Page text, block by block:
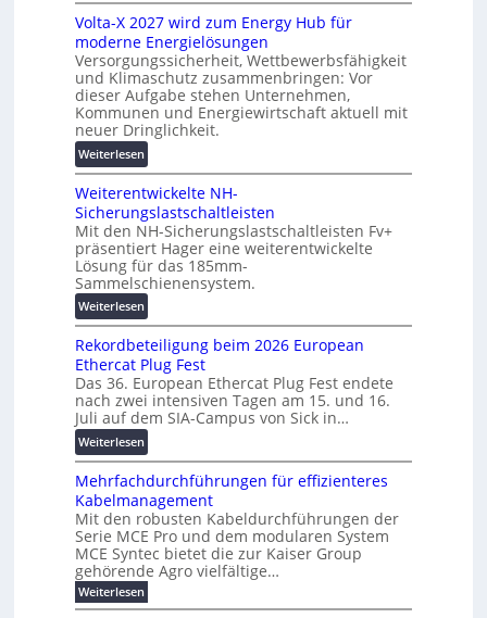
s
l
ö
s
u
n
g
e
n
t
z
u
n
d
d
i
g
i
e
T
r
a
n
s
p
a
r
e
n
z
a
s
c
h
i
n
e
n
b
a
u
:
F
o
r
s
h
u
n
g
s
f
r
d
e
r
u
n
g
Volta-X 2027 wird zum Energy Hub für
moderne Energielösungen
Versorgungssicherheit, Wettbewerbsfähigkeit
und Klimaschutz zusammenbringen: Vor
dieser Aufgabe stehen Unternehmen,
Kommunen und Energiewirtschaft aktuell mit
neuer Dringlichkeit.
Weiterlesen:
V
o
l
t
a
-
X
2
0
2
7
w
i
r
d
z
u
m
E
n
e
r
g
Weiterentwickelte NH-
Sicherungslastschaltleisten
Mit den NH-Sicherungslastschaltleisten Fv+
präsentiert Hager eine weiterentwickelte
Lösung für das 185mm-
Sammelschienensystem.
Weiterlesen:
W
e
i
t
e
r
e
n
t
w
i
c
k
e
l
Rekordbeteiligung beim 2026 European
Ethercat Plug Fest
Das 36. European Ethercat Plug Fest endete
nach zwei intensiven Tagen am 15. und 16.
Juli auf dem SIA-Campus von Sick in…
Weiterlesen:
R
e
k
o
r
d
b
e
Mehrfachdurchführungen für effizienteres
Kabelmanagement
Mit den robusten Kabeldurchführungen der
Serie MCE Pro und dem modularen System
MCE Syntec bietet die zur Kaiser Group
gehörende Agro vielfältige…
Weiterlesen:
M